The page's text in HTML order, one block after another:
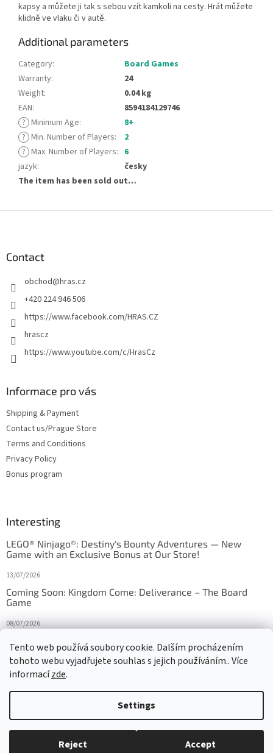
Tento web používá soubory cookie. Dalším procházením
tohoto webu vyjadřujete souhlas s jejich používáním.. Více
informacízde.
Settings
Reject Accept
kapsy a můžete ji tak s sebou vzít kamkoli na cesty. Hrát můžete
klidně ve vlaku či v autě.
Additional parameters
Category:
Board Games
Warranty:
24
Weight:
0.04 kg
EAN:
8594184129746
? Minimum Age:
8+
? Min. Number of Players:
2
? Max. Number of Players: 6
jazyk:
česky
The item has been sold out…
Contact
obchod@hras.cz
+420 224 946 506
https://www.facebook.com/HRAS.CZ
hrascz
https://www.youtube.com/c/HrasCz
Informace pro vás
Shipping & Payment
Contact us/Prague Store
Terms and Conditions
Privacy Policy
Bonus program
Interesting
LEGO® Ninjago®: Destiny's Bounty Adventures — New
Game with an Exclusive Bonus at Our Store!
13/07/2026
Coming Soon: Kingdom Come: Deliverance – The Board
Game
08/07/2026
27/10/2025
Created by Shoptet
Copyright 2026HRAS Edit cookie settings